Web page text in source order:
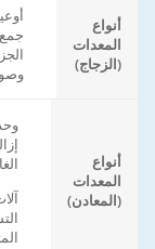
أنواع
المعدات
(الزجاج)
جمع
أنواع
المعدات
(المعادن)